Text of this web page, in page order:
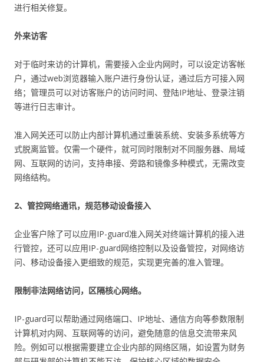
进行相关修复。
外来访客
对于临时来访的计算机，需要接入企业内网时，可以设定访客帐
户，通过web浏览器输入账户进行身份认证，通过后方可接入网
络；管理员可以对访客账户的访问时间、登陆IP地址、登录注销
等进行日志审计。
准入网关还可以防止内部计算机通过重装系统、安装多系统等方
式脱离监管。仅需一个硬件，就可同时限制对不同服务器、局域
网、互联网的访问，支持串接、旁路和镜像多种模式，无需改变
网络结构。
2、管控网络通讯，规范移动设备接入
企业客户除了可以应用IP-guard准入网关对终端计算机的接入进
行管控，还可以应用IP-guard网络控制以及设备管控，对网络访
问、移动设备接入更细致的规范，实现更完善的准入管理。
限制非法网络访问，区隔核心网络。
IP-guard可以帮助通过网络端口、IP地址、通信方向等参数限制
计算机对内网、互联网等的访问，避免随意的信息交流带来风
险。例如可以根据需要建立企业内部的网络区隔，如设置为财务